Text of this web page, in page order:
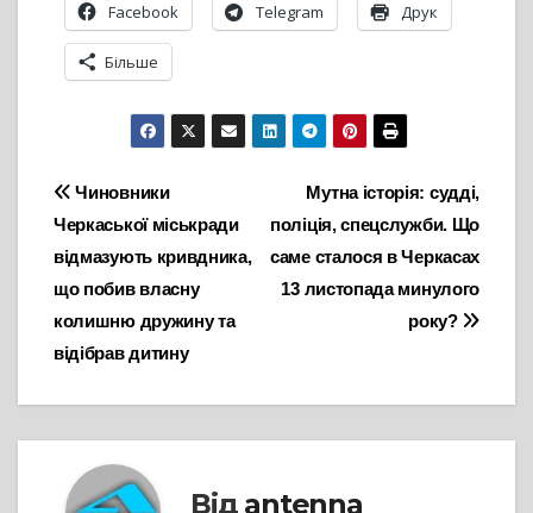
Facebook Telegram Друк
Більше
Навігація
записів
Мутна історія: судді,
поліція, спецслужби. Що
саме сталося в Черкасах
13 листопада минулого
року?
Чиновники
Черкаської міськради
відмазують кривдника,
що побив власну
колишню дружину та
відібрав дитину
Від antenna